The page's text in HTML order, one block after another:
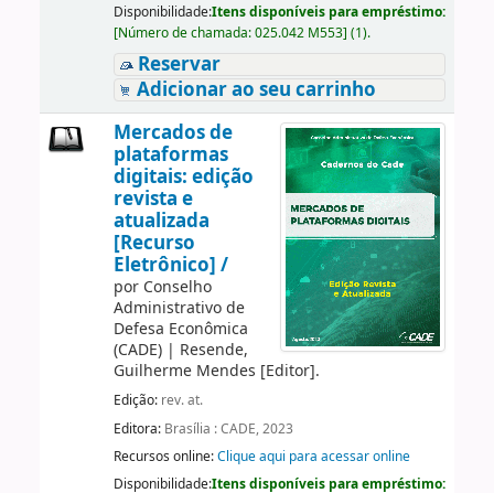
Disponibilidade:Itens disponíveis para empréstimo:
[Número de chamada:025.042 M553] (1).
Reservar
Adicionar ao seu carrinho
Mercados de
plataformas
digitais: edição
revista e
atualizada
[Recurso
Eletrônico] /
por Conselho
Administrativo de
Defesa Econômica
(CADE)| Resende,
Guilherme Mendes [Editor].
Edição: rev. at.
Editora: Brasília : CADE, 2023
Recursos online:Clique aqui para acessar online
Disponibilidade:Itens disponíveis para empréstimo: